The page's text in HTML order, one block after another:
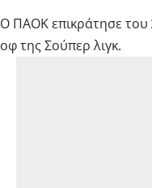
Ο ΠΑΟΚεπικράτησε του
οφ τηςΣούπερ λιγκ.